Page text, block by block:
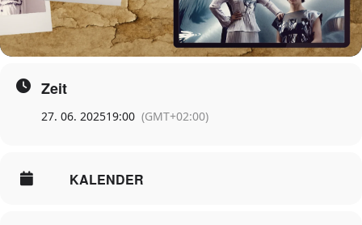
Zeit
27. 06. 202519:00 (GMT+02:00)
KALENDER